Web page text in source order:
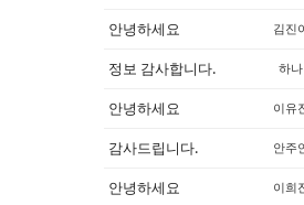
안녕하세요 김진
정보 감사합니다. 하나
안녕하세요 이유
감사드립니다. 안주
안녕하세요 이희